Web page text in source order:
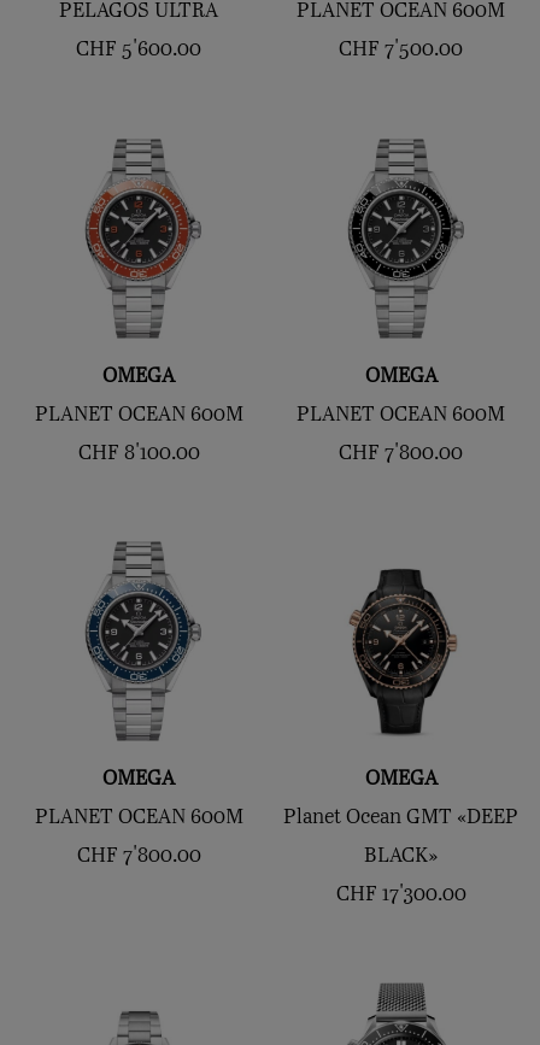
PELAGOS ULTRA
CHF 5'600.00
PLANET OCEAN 600M
CHF 7'500.00
OMEGA
PLANET OCEAN 600M
CHF 8'100.00
OMEGA
PLANET OCEAN 600M
CHF 7'800.00
OMEGA
PLANET OCEAN 600M
CHF 7'800.00
OMEGA
Planet Ocean GMT «DEEP
BLACK»
CHF 17'300.00